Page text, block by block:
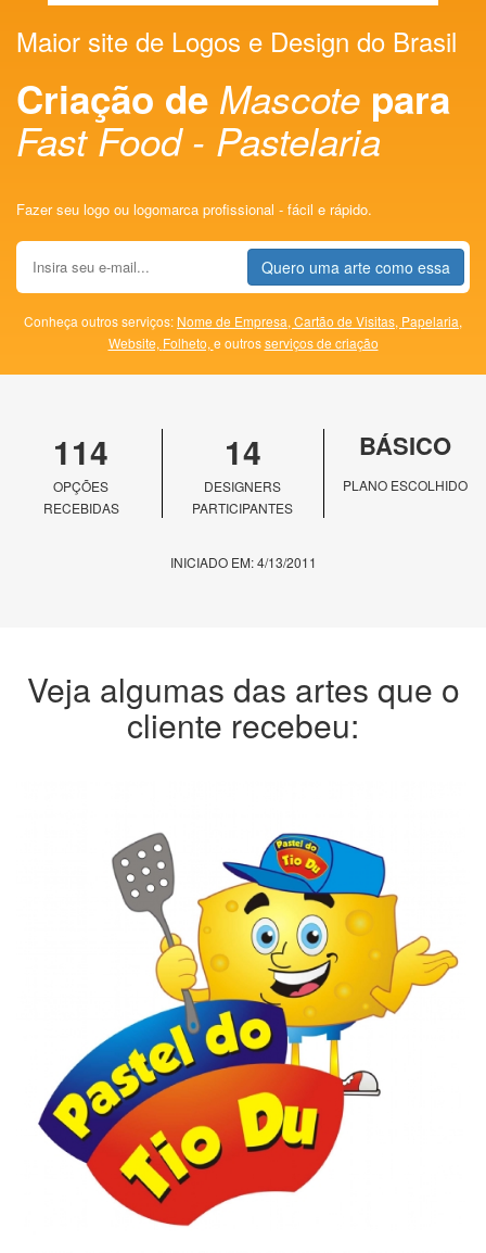
Maior site de Logos e Design do Brasil
Criação de Mascote para
Fast Food - Pastelaria
Fazer seu logo ou logomarca profissional - fácil e rápido.
Quero uma arte como essa
Conheça outros serviços: Nome de Empresa, Cartão de Visitas, Papelaria,
Website, Folheto, e outrosserviços de criação
114
OPÇÕES
RECEBIDAS
14
DESIGNERS
PARTICIPANTES
BÁSICO
PLANO ESCOLHIDO
INICIADO EM: 4/13/2011
Veja algumas das artes que o
cliente recebeu: